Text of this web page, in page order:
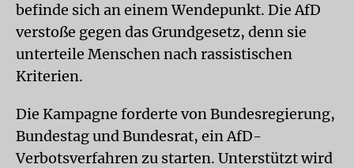
befinde sich an einem Wendepunkt. Die AfD
verstoße gegen das Grundgesetz, denn sie
unterteile Menschen nach rassistischen
Kriterien.
Die Kampagne forderte von Bundesregierung,
Bundestag und Bundesrat, ein AfD-
Verbotsverfahren zu starten. Unterstützt wird